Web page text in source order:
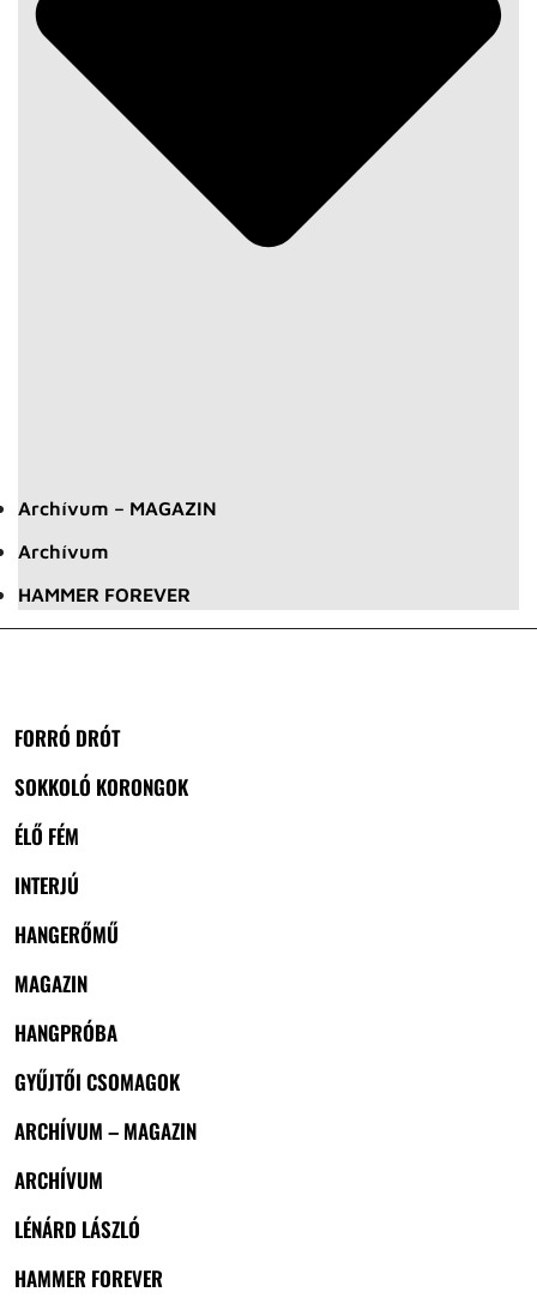
Archívum – MAGAZIN
Archívum
HAMMER FOREVER
FORRÓ DRÓT
SOKKOLÓ KORONGOK
ÉLŐ FÉM
INTERJÚ
HANGERŐMŰ
MAGAZIN
HANGPRÓBA
GYŰJTŐI CSOMAGOK
ARCHÍVUM – MAGAZIN
ARCHÍVUM
LÉNÁRD LÁSZLÓ
HAMMER FOREVER